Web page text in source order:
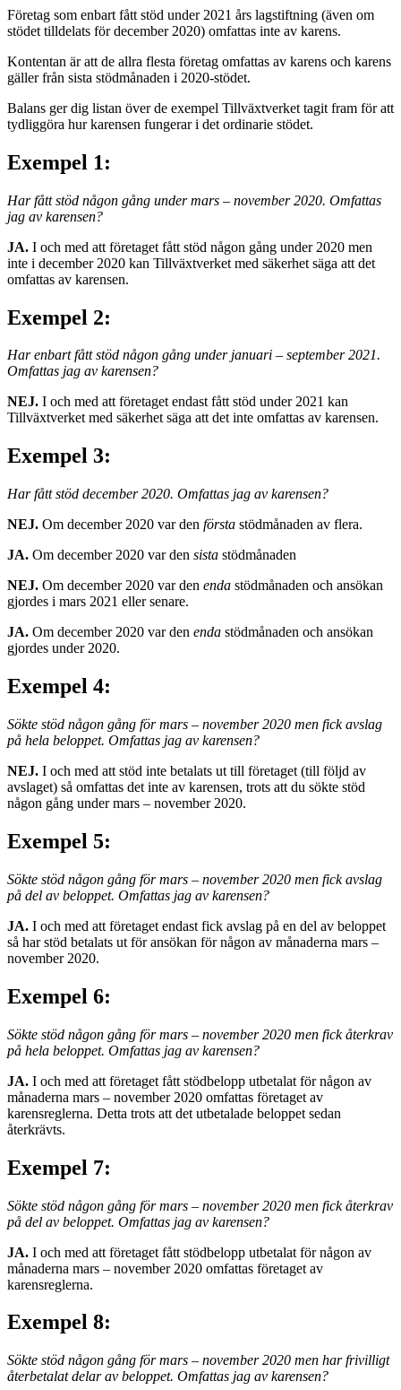
Företag som enbart fått stöd under 2021 års lagstiftning (även om
stödet tilldelats för december 2020) omfattas inte av karens.
Kontentan är att de allra flesta företag omfattas av karens och karens
gäller från sista stödmånaden i 2020-stödet.
Balans ger dig listan över de exempel Tillväxtverket tagit fram för att
tydliggöra hur karensen fungerar i det ordinarie stödet.
Exempel 1:
Har fått stöd någon gång under mars – november 2020. Omfattas
jag av karensen?
JA. I och med att företaget fått stöd någon gång under 2020 men
inte i december 2020 kan Tillväxtverket med säkerhet säga att det
omfattas av karensen.
Exempel 2:
Har enbart fått stöd någon gång under januari – september 2021.
Omfattas jag av karensen?
NEJ. I och med att företaget endast fått stöd under 2021 kan
Tillväxtverket med säkerhet säga att det inte omfattas av karensen.
Exempel 3:
Har fått stöd december 2020. Omfattas jag av karensen?
NEJ. Om december 2020 var den första stödmånaden av flera.
JA. Om december 2020 var den sista stödmånaden
NEJ. Om december 2020 var den enda stödmånaden och ansökan
gjordes i mars 2021 eller senare.
JA. Om december 2020 var den enda stödmånaden och ansökan
gjordes under 2020.
Exempel 4:
Sökte stöd någon gång för mars – november 2020 men fick avslag
på hela beloppet. Omfattas jag av karensen?
NEJ. I och med att stöd inte betalats ut till företaget (till följd av
avslaget) så omfattas det inte av karensen, trots att du sökte stöd
någon gång under mars – november 2020.
Exempel 5:
Sökte stöd någon gång för mars – november 2020 men fick avslag
på del av beloppet. Omfattas jag av karensen?
JA. I och med att företaget endast fick avslag på en del av beloppet
så har stöd betalats ut för ansökan för någon av månaderna mars –
november 2020.
Exempel 6:
Sökte stöd någon gång för mars – november 2020 men fick återkrav
på hela beloppet. Omfattas jag av karensen?
JA. I och med att företaget fått stödbelopp utbetalat för någon av
månaderna mars – november 2020 omfattas företaget av
karensreglerna. Detta trots att det utbetalade beloppet sedan
återkrävts.
Exempel 7:
Sökte stöd någon gång för mars – november 2020 men fick återkrav
på del av beloppet. Omfattas jag av karensen?
JA. I och med att företaget fått stödbelopp utbetalat för någon av
månaderna mars – november 2020 omfattas företaget av
karensreglerna.
Exempel 8:
Sökte stöd någon gång för mars – november 2020 men har frivilligt
återbetalat delar av beloppet. Omfattas jag av karensen?